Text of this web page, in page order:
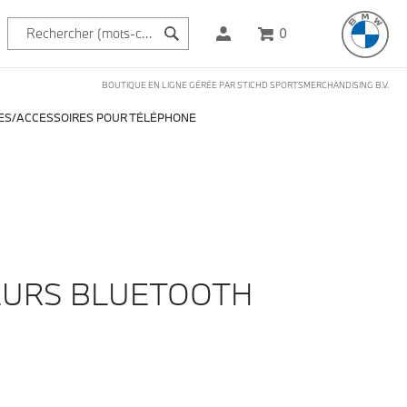
0
BOUTIQUE EN LIGNE GÉRÉE PAR STICHD SPORTSMERCHANDISING B.V.
ACCESSOIRES POUR TÉLÉPHONE
BLUETOOTH